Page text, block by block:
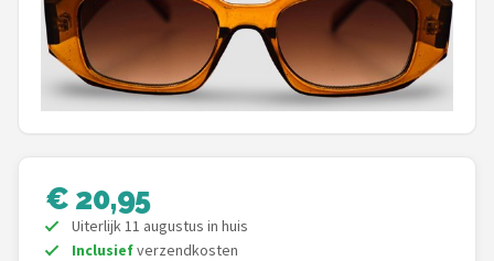
POPULAIRE MERKEN
Polaroid
Sinner
€ 20,95
Uiterlijk 11 augustus in huis
Inclusiefverzendkosten